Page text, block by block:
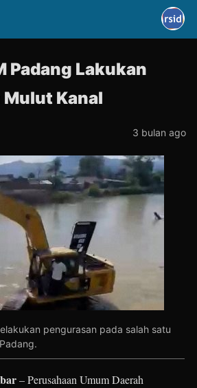
Padang Lakukan
Kanal
3 bulan ago
pengurasan pada salah satu
– Perusahaan Umum Daerah